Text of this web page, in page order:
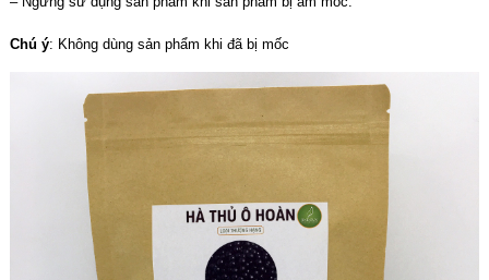
Chú ý: Không dùng sản phẩm khi đã bị mốc